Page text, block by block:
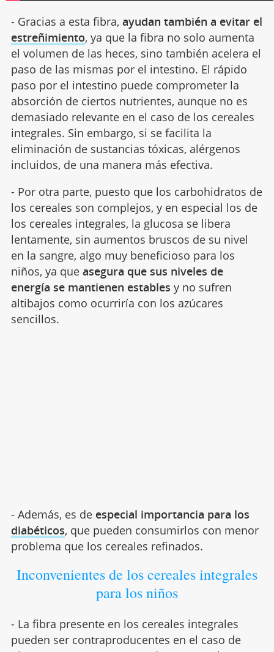
- Gracias a esta fibra, ayudan también a evitar el
estreñimiento, ya que la fibra no solo aumenta
el volumen de las heces, sino también acelera el
paso de las mismas por el intestino. El rápido
paso por el intestino puede comprometer la
absorción de ciertos nutrientes, aunque no es
demasiado relevante en el caso de los cereales
integrales. Sin embargo, si se facilita la
eliminación de sustancias tóxicas, alérgenos
incluidos, de una manera más efectiva.
- Por otra parte, puesto que los carbohidratos de
los cereales son complejos, y en especial los de
los cereales integrales, la glucosa se libera
lentamente, sin aumentos bruscos de su nivel
en la sangre, algo muy beneficioso para los
niños, ya queasegura que sus niveles de
energía se mantienen estables y no sufren
altibajos como ocurriría con los azúcares
sencillos.
- Además, es de especial importancia para los
diabéticos, que pueden consumirlos con menor
problema que los cereales refinados.
Inconvenientes de los cereales integrales
para los niños
- La fibra presente en los cereales integrales
pueden ser contraproducentes en el caso de